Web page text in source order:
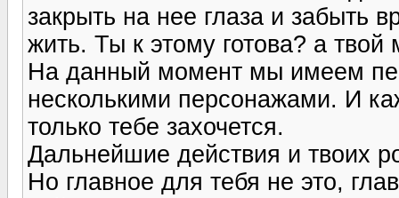
закрыть на нее глаза и забыть
жить. Ты к этому готова? а твой
На данный момент мы имеем
несколькими персонажами. И
только тебе захочется.
Дальнейшие действия и твоих
Но главное для тебя не это,